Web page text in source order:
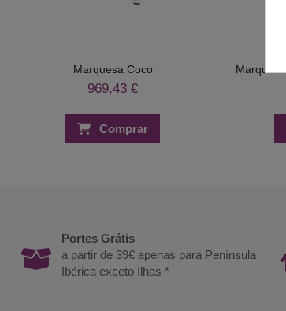
Marquesa Coco
969,43 €
Comprar
Portes Grátis
a partir de 39€ apenas para Península
Ibérica exceto Ilhas *